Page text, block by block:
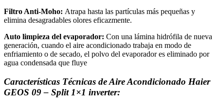
Filtro Anti-Moho: Atrapa hasta las partículas más pequeñas y
elimina desagradables olores eficazmente.
Auto limpieza del evaporador: Con una lámina hidrófila de nueva
generación, cuando el aire acondicionado trabaja en modo de
enfriamiento o de secado, el polvo del evaporador es eliminado por
agua condensada que fluye
Características Técnicas de Aire Acondicionado Haier
GEOS 09 – Split 1×1 inverter: